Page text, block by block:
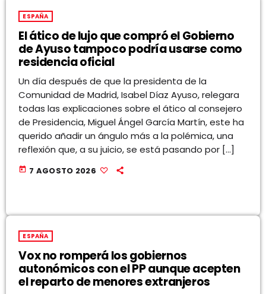
ESPAÑA
El ático de lujo que compró el Gobierno
de Ayuso tampoco podría usarse como
residencia oficial
Un día después de que la presidenta de la
Comunidad de Madrid, Isabel Díaz Ayuso, relegara
todas las explicaciones sobre el ático al consejero
de Presidencia, Miguel Ángel García Martín, este ha
querido añadir un ángulo más a la polémica, una
reflexión que, a su juicio, se está pasando por […]
today 7 AGOSTO 2026
ESPAÑA
Vox no romperá los gobiernos
autonómicos con el PP aunque acepten
el reparto de menores extranjeros